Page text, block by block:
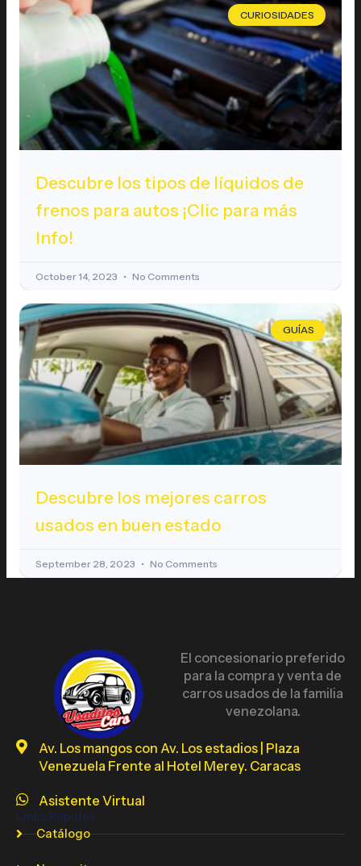
CURIOSIDADES
Descubre los tipos de líquidos de
frenos para autos ¡Clic para más
Info!
October 14, 2023 No Comments
GUÍAS
Descubre los mejores carros
usados en buen estado
September 28, 2023 No Comments
El concesionario preferido
para la compra y venta de
carros usados de la familia
venezolana.
Av. Los mangos con Av. Los estadios | Plaza
Venezuela Frente al Hotel Merey. Caracas
Asistente Virtual
Links Rápidos
Catálogo